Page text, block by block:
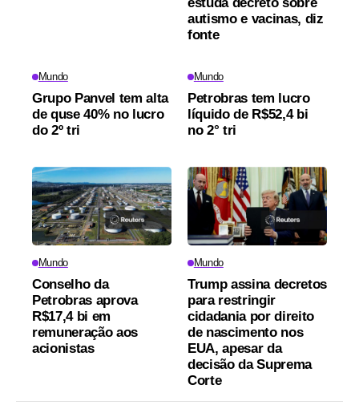
autismo e vacinas, diz
fonte
Mundo
Grupo Panvel tem alta
de quse 40% no lucro
do 2º tri
Mundo
Petrobras tem lucro
líquido de R$52,4 bi
no 2° tri
Mundo
Conselho da
Petrobras aprova
R$17,4 bi em
remuneração aos
acionistas
Mundo
Trump assina decretos
para restringir
cidadania por direito
de nascimento nos
EUA, apesar da
decisão da Suprema
Corte